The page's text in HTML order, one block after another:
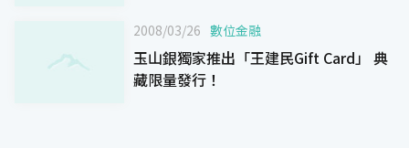
2008/03/26 數位金融
玉山銀獨家推出「王建民Gift Card」 典
藏限量發行！